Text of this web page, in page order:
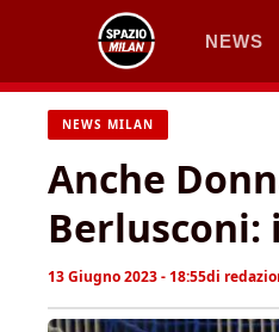
contenuto
NEWS
NEWS MILAN
Anche
Berlusconi:
13 Giugno 2023 - 18:55di